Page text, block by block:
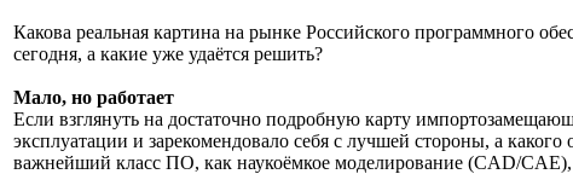
Какова реальная картина на рынке Российского программного
сегодня, а какие уже удаётся решить?
Мало, но работает
Если взглянуть на достаточно подробную карту
эксплуатации и зарекомендовало себя с лучшей стороны, а
важнейший класс ПО, как наукоёмкое моделирование (CAD/CAE),